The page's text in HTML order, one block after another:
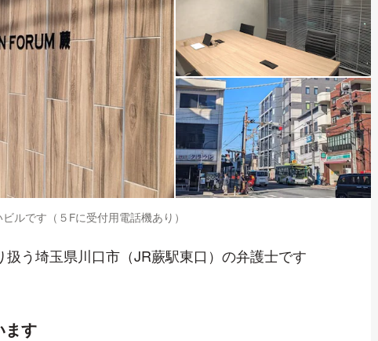
ルです（５Fに受付用電話機あり）
う埼玉県川口市（JR蕨駅東口）の弁護士です
ます